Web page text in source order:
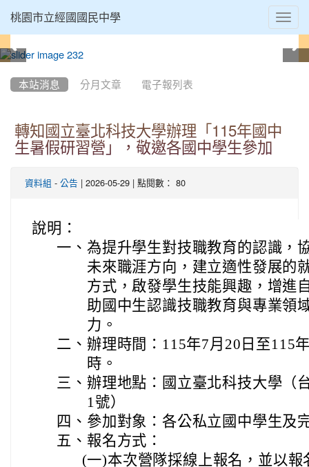
桃園市立經國國民中學
本站消息 分月文章 電子報列表
轉知國立臺北科技大學辦理「115年國中
生暑假研習營」，敬邀各國中學生參加
資料組 - 公告 | 2026-05-29 | 點閱數： 80
說明：
一、 為提升學生對技職教育的認識，
未來職涯方向，建立適性發展的
方式，啟發學生技能興趣，增進
助國中生認識技職教育與專業領
力。
二、 辦理時間：115年7月20日至115
時。
三、 辦理地點：國立臺北科技大學（
1號）
四、 參加對象：各公私立國中學生及
五、 報名方式：
(一)本次營隊採線上報名，並以